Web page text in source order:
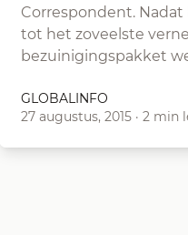
Correspondent. Nadat
tot het zoveelste
bezuinigingspakket
GLOBALINFO
27 augustus, 2015 · 2 min